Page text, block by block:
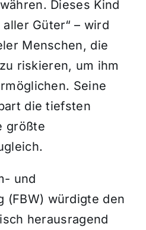
Dieses Kind
Güter“ – wird
Menschen, die
riskieren, um ihm
Seine
die tiefsten
größte
und
(FBW) würdigte den
herausragend